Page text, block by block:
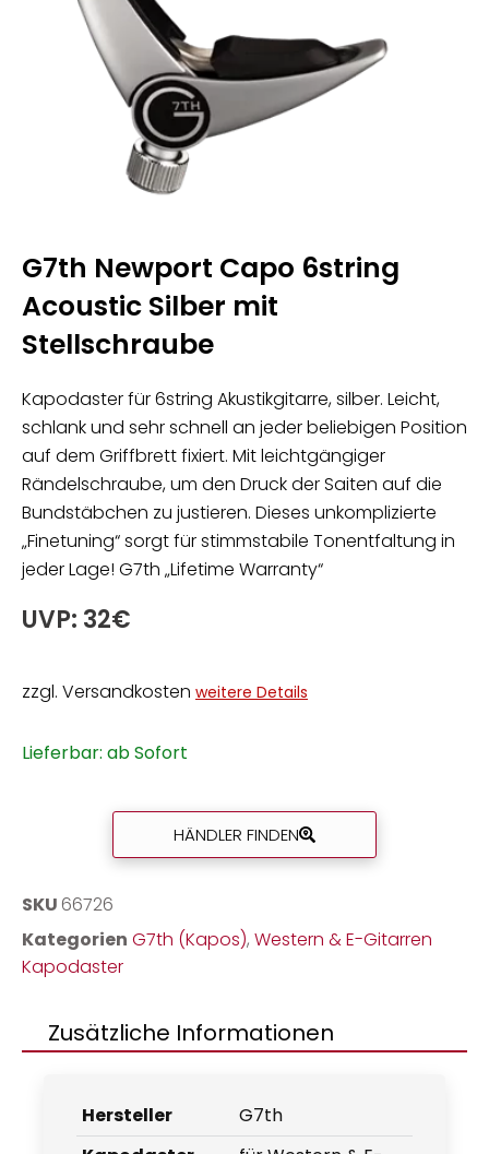
G7th Newport Capo 6string
Acoustic Silber mit
Stellschraube
Kapodaster für 6string Akustikgitarre, silber. Leicht,
schlank und sehr schnell an jeder beliebigen Position
auf dem Griffbrett fixiert. Mit leichtgängiger
Rändelschraube, um den Druck der Saiten auf die
Bundstäbchen zu justieren. Dieses unkomplizierte
„Finetuning“ sorgt für stimmstabile Tonentfaltung in
jeder Lage! G7th „Lifetime Warranty“
UVP: 32€
zzgl. Versandkosten weitere Details
Lieferbar: ab Sofort
HÄNDLER FINDEN
SKU 66726
Kategorien G7th (Kapos), Western & E-Gitarren
Kapodaster
Zusätzliche Informationen
Hersteller
G7th